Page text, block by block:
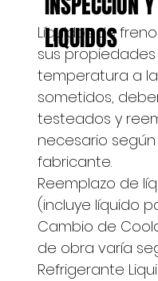
Líquidos de
sus
temperatura a
sometidos,
testeados y
necesario
fabricante.​
Reemplazo de
(incluye líquido
Cambio de
de obra varía
Refrigerante Liqui
LIQUIDOS